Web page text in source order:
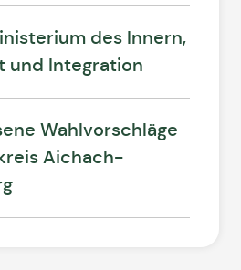
des Innern,
und Integration
Wahlvorschläge
Aichach-